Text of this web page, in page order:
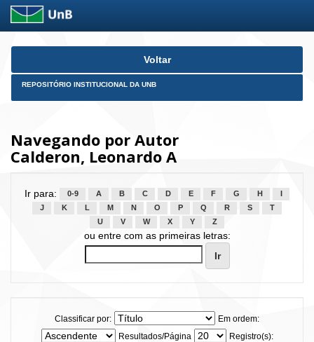
Skip
Voltar
REPOSITÓRIO INSTITUCIONAL DA UNB
Navegando por Autor
Calderon, Leonardo A
Ir para: 0-9 A B C D E F G H
J
K L M N O P Q R S
T
U
V W X Y Z
ou entre com as primeiras letras:
Classificar por:
Em ordem:
Resultados/Página
Registro(s):